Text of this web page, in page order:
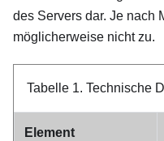
des Servers dar. Je nach
möglicherweise nicht zu.
Tabelle 1. Technische
Element